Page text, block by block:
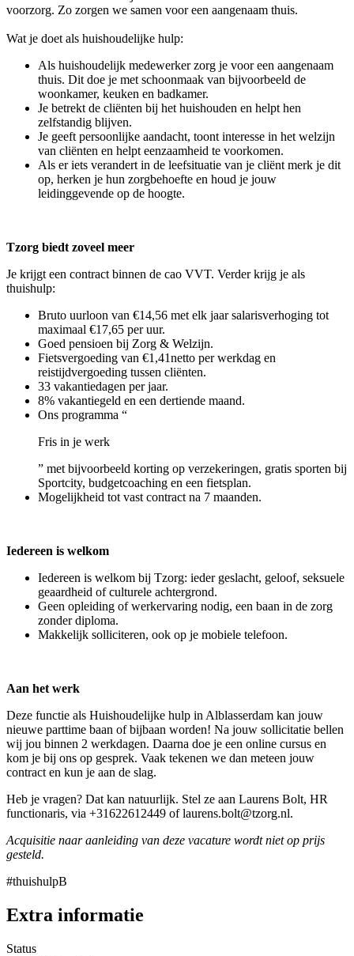
voorzorg. Zo zorgen we samen voor een aangenaam thuis.
Wat je doet als huishoudelijke hulp:
Als huishoudelijk medewerker zorg je voor een aangenaam
thuis. Dit doe je met schoonmaak van bijvoorbeeld de
woonkamer, keuken en badkamer.
Je betrekt de cliënten bij het huishouden en helpt hen
zelfstandig blijven.
Je geeft persoonlijke aandacht, toont interesse in het welzijn
van cliënten en helpt eenzaamheid te voorkomen.
Als er iets verandert in de leefsituatie van je cliënt merk je dit
op, herken je hun zorgbehoefte en houd je jouw
leidinggevende op de hoogte.
Tzorg biedt zoveel meer
Je krijgt een contract binnen de cao VVT. Verder krijg je als
thuishulp:
Bruto uurloon van €14,56 met elk jaar salarisverhoging tot
maximaal €17,65 per uur.
Goed pensioen bij Zorg & Welzijn.
Fietsvergoeding van €1,41netto per werkdag en
reistijdvergoeding tussen cliënten.
33 vakantiedagen per jaar.
8% vakantiegeld en een dertiende maand.
Ons programma “
Fris in je werk
” met bijvoorbeeld korting op verzekeringen, gratis sporten bij
Sportcity, budgetcoaching en een fietsplan.
Mogelijkheid tot vast contract na 7 maanden.
Iedereen is welkom
Iedereen is welkom bij Tzorg: ieder geslacht, geloof, seksuele
geaardheid of culturele achtergrond.
Geen opleiding of werkervaring nodig, een baan in de zorg
zonder diploma.
Makkelijk solliciteren, ook op je mobiele telefoon.
Aan het werk
Deze functie als Huishoudelijke hulp in Alblasserdam kan jouw
nieuwe parttime baan of bijbaan worden! Na jouw sollicitatie bellen
wij jou binnen 2 werkdagen. Daarna doe je een online cursus en
kom je bij ons op gesprek. Vaak tekenen we dan meteen jouw
contract en kun je aan de slag.
Heb je vragen? Dat kan natuurlijk. Stel ze aan Laurens Bolt, HR
functionaris, via +31622612449 of laurens.bolt@tzorg.nl.
Acquisitie naar aanleiding van deze vacature wordt niet op prijs
gesteld.
#thuishulpB
Extra informatie
Status